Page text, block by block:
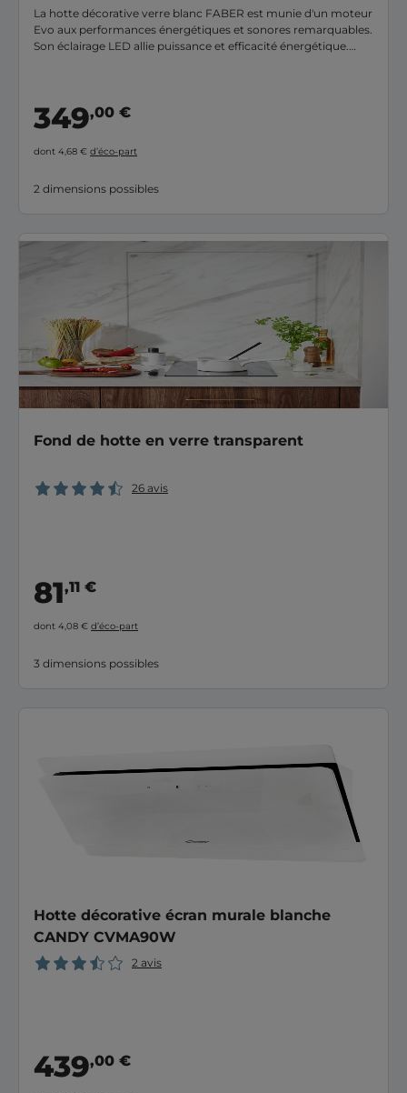
La hotte décorative verre blanc FABER est munie d'un moteur
Evo aux performances énergétiques et sonores remarquables.
Son éclairage LED allie puissance et efficacité énergétique.
349,00 €
dont 4,68 € d’éco-part
2 dimensions possibles
Fond de hotte en verre transparent
26 avis
81,11 €
dont 4,08 € d’éco-part
3 dimensions possibles
Hotte décorative écran murale blanche
CANDY CVMA90W
2 avis
439,00 €